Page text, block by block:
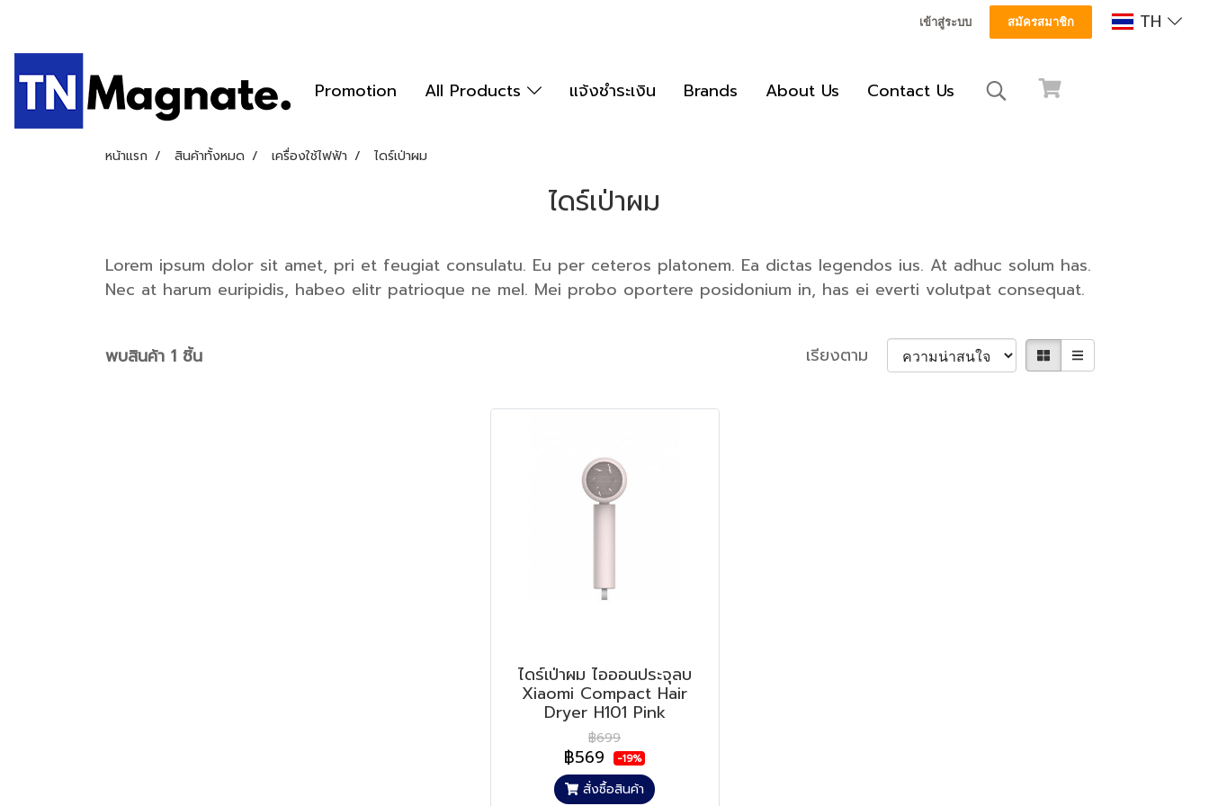
เข้าสู่ระบบ สมัครสมาชิก TH
Promotion All Products แจ้งชำระเงิน Brands About Us Contact Us
หน้าแรก สินค้าทั้งหมด เครื่องใช้ไฟฟ้า ไดร์เป่าผม
ไดร์เป่าผม
Lorem ipsum dolor sit amet, pri et feugiat consulatu. Eu per ceteros platonem. Ea dictas legendos ius. At adhuc solum has.
Nec at harum euripidis, habeo elitr patrioque ne mel. Mei probo oportere posidonium in, has ei everti volutpat consequat.
พบสินค้า 1 ชิ้น เรียงตาม
ไดร์เป่าผม ไอออนประจุลบ
Xiaomi Compact Hair
Dryer H101 Pink
฿699
฿569 -19%
สั่งซื้อสินค้า